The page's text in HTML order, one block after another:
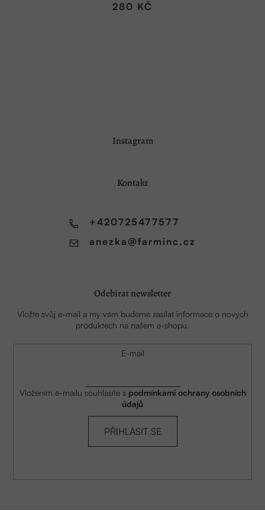
280 KČ
Instagram
Kontakt
anezka @farminc.cz
+420725477577
Odebírat newsletter
Vložte svůj e-mail a my vám budeme zasílat informace o nových
produktech na našem e-shopu.
E-mail
Vložením e-mailu souhlasíte s podmínkami ochrany osobních
údajů
PŘIHLÁSIT SE